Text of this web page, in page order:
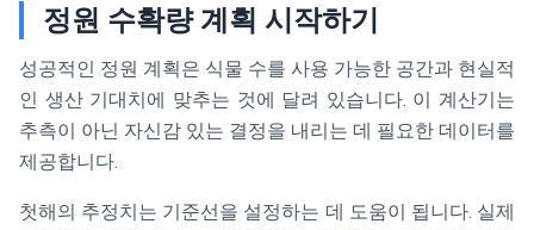
정원 수확량 계획 시작하기
성공적인 정원 계획은 식물 수를 사용 가능한 공간과 현실적
인 생산 기대치에 맞추는 것에 달려 있습니다. 이 계산기는
추측이 아닌 자신감 있는 결정을 내리는 데 필요한 데이터를
제공합니다.
첫해의 추정치는 기준선을 설정하는 데 도움이 됩니다. 실제